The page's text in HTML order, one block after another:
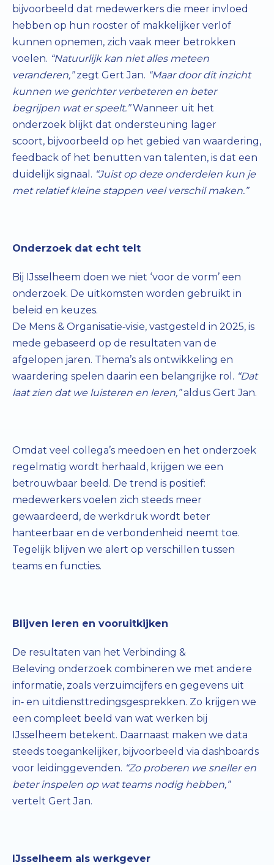
bijvoorbeeld dat medewerkers die meer invloed
hebben op hun rooster of makkelijker verlof
kunnen opnemen, zich vaak meer betrokken
voelen. “Natuurlijk kan niet alles meteen
veranderen,”zegt Gert Jan. “Maar door dit inzicht
kunnen we gerichter verbeteren en beter
begrijpen wat er speelt.”Wanneer uit het
onderzoek blijkt dat ondersteuning lager
scoort, bijvoorbeeld op het gebied van waardering,
feedback of het benutten van talenten, is dat een
duidelijk signaal. “Juist op deze onderdelen kun je
met relatief kleine stappen veel verschil maken.”
Onderzoek dat echt telt
Bij IJsselheem doen we niet ‘voor de vorm’ een
onderzoek. De uitkomsten worden gebruikt in
beleid en keuzes.
De Mens & Organisatie‑visie, vastgesteld in 2025, is
mede gebaseerd op de resultaten van de
afgelopen jaren. Thema’s als ontwikkeling en
waardering spelen daarin een belangrijke rol. “Dat
laat zien dat we luisteren en leren,”aldus Gert Jan.
Omdat veel collega’s meedoen en het onderzoek
regelmatig wordt herhaald, krijgen we een
betrouwbaar beeld. De trend is positief:
medewerkers voelen zich steeds meer
gewaardeerd, de werkdruk wordt beter
hanteerbaar en de verbondenheid neemt toe.
Tegelijk blijven we alert op verschillen tussen
teams en functies.
Blijven leren en vooruitkijken
De resultaten van het Verbinding &
Beleving onderzoek combineren we met andere
informatie, zoals verzuimcijfers en gegevens uit
in‑ en uitdiensttredingsgesprekken. Zo krijgen we
een compleet beeld van wat werken bij
IJsselheem betekent. Daarnaast maken we data
steeds toegankelijker, bijvoorbeeld via dashboards
voor leidinggevenden. “Zo proberen we sneller en
beter inspelen op wat teams nodig hebben,”
vertelt Gert Jan.
IJsselheem als werkgever